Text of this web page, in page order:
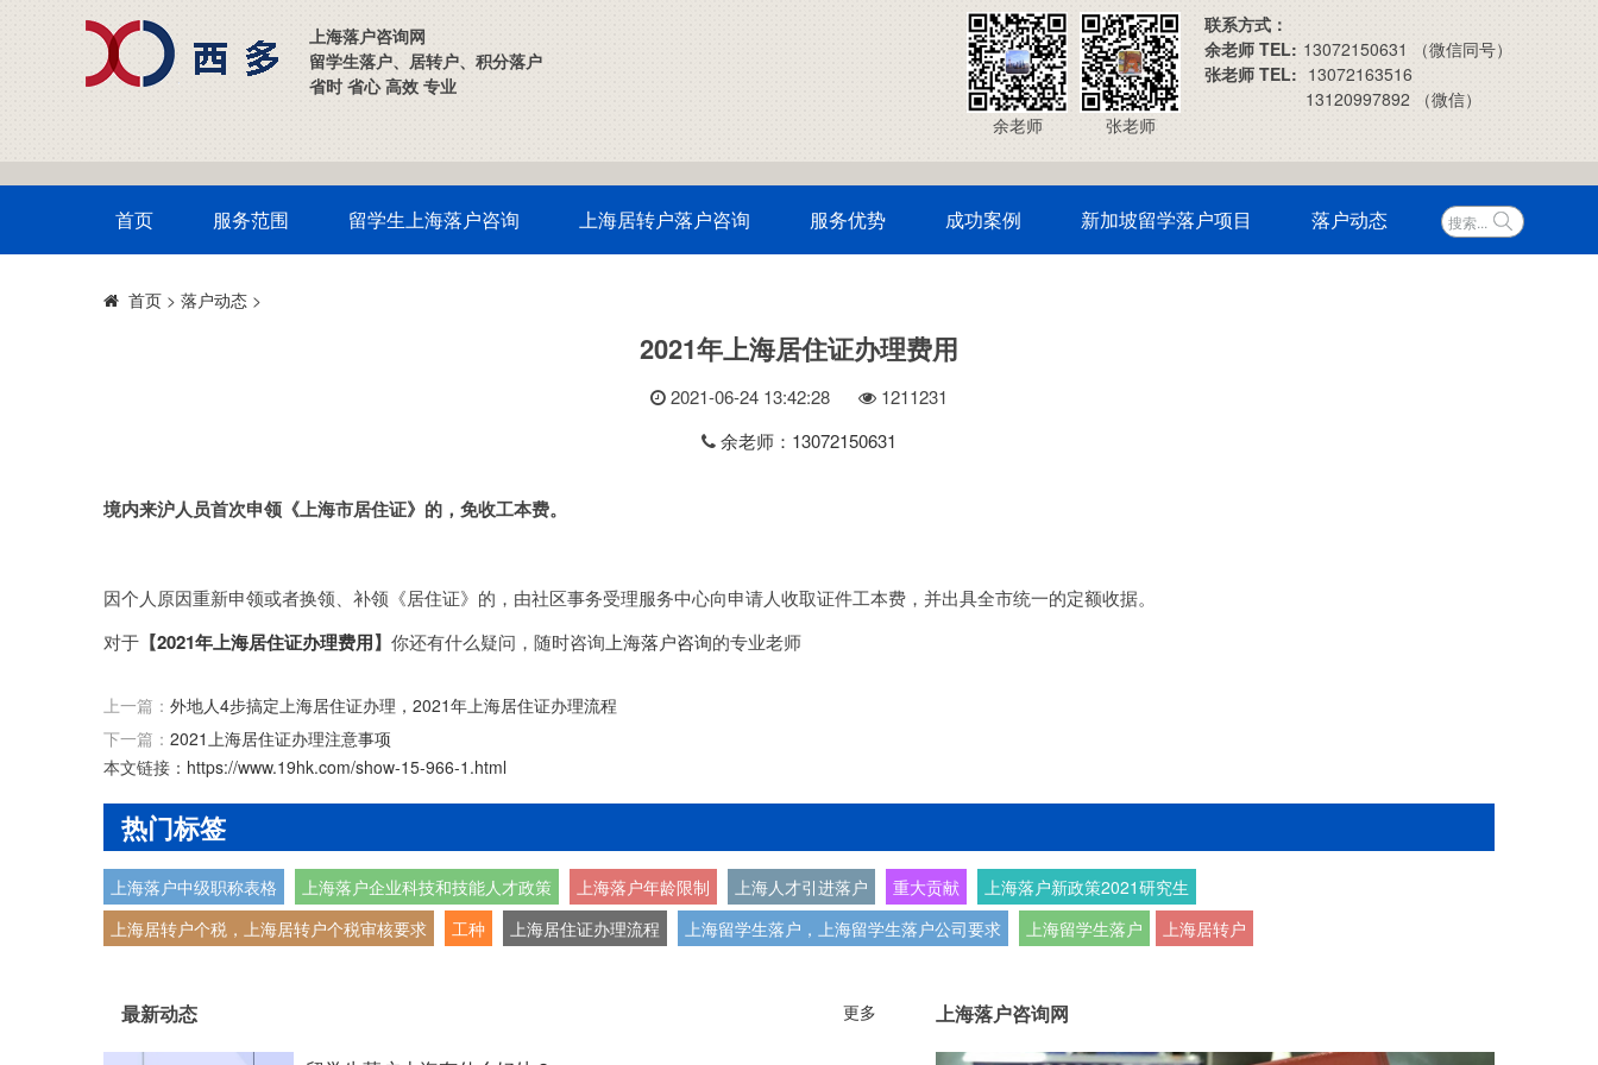
上海落户咨询网
留学生落户、居转户、积分落户
省时 省心 高效 专业
联系方式：
余老师 TEL: 13072150631 （微信同号）
张老师 TEL: 13072163516
13120997892 （微信）
余老师
张老师
首页 服务范围 留学生上海落户咨询 上海居转户落户咨询 服务优势 成功案例 新加坡留学落户项目 落户动态
首页 > 落户动态 >
2021年上海居住证办理费用
2021-06-24 13:42:28 1211231
余老师：13072150631
境内来沪人员首次申领《上海市居住证》的，免收工本费。
因个人原因重新申领或者换领、补领《居住证》的，由社区事务受理服务中心向申请人收取证件工本费，并出具全市统一的定额收据。
对于 【2021年上海居住证办理费用】 你还有什么疑问，随时咨询 上海落户咨询的专业老师
上一篇： 外地人4步搞定上海居住证办理，2021年上海居住证办理流程
下一篇： 2021上海居住证办理注意事项
本文链接： https://www.19hk.com/show-15-966-1.html
热门标签
上海落户中级职称表格 上海落户企业科技和技能人才政策 上海落户年龄限制 上海人才引进落户 重大贡献
上海落户新政策2021研究生
上海居转户个税，上海居转户个税审核要求
工种 上海居住证办理流程 上海留学生落户，上海留学生落户公司要求 上海留学生落户 上海居转户
最新动态 更多 上海落户咨询网